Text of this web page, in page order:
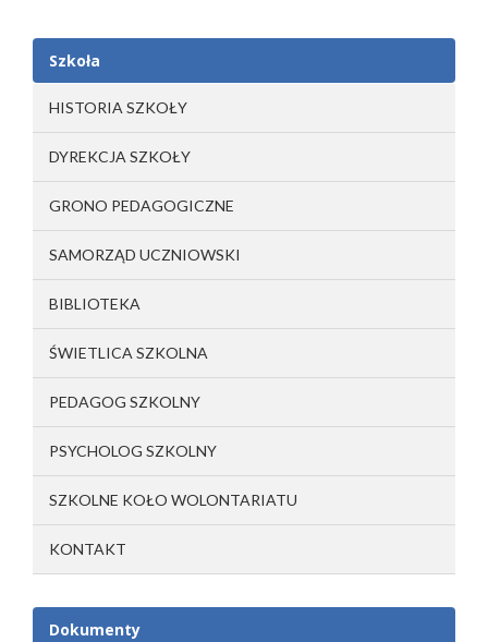
Szkoła
HISTORIA SZKOŁY
DYREKCJA SZKOŁY
GRONO PEDAGOGICZNE
SAMORZĄD UCZNIOWSKI
BIBLIOTEKA
ŚWIETLICA SZKOLNA
PEDAGOG SZKOLNY
PSYCHOLOG SZKOLNY
SZKOLNE KOŁO WOLONTARIATU
KONTAKT
Dokumenty